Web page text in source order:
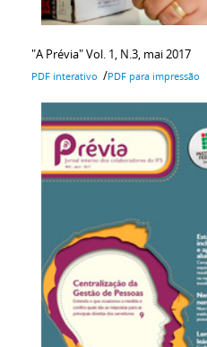
"A Prévia" Vol. 1, N.3, mai 2017
PDF interativo /PDF para impressão